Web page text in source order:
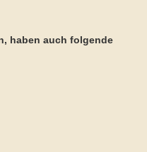
haben auch folgende